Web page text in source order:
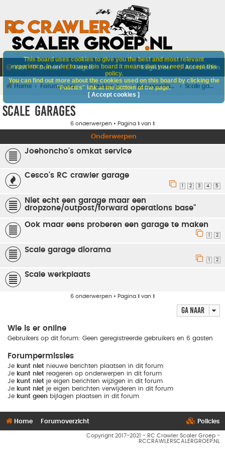
V&A Doneer Regels Aanmelden
Registreer
Home Forumoverzicht Crawlers & Scalers Bouwverslagen Scale garages
Scale garages
6 onderwerpen • Pagina 1 van 1
Onderwerpen
Joehoncho's omkat service
Cesco's RC crawler garage
2 3 4 5
Niet echt een garage maar een
dropzone/outpost/forward operations base"
Ook maar eens proberen een garage te maken
1 2
Scale garage diorama
2
Scale werkplaats
6 onderwerpen • Pagina 1 van 1
Ga naar
Wie is er online
Gebruikers op dit forum: Geen geregistreerde gebruikers en 6 gasten
Forumpermissies
Je kunt niet nieuwe berichten plaatsen in dit forum
Je kunt niet reageren op onderwerpen in dit forum
Je kunt niet je eigen berichten wijzigen in dit forum
Je kunt niet je eigen berichten verwijderen in dit forum
Je kunt geen bijlagen plaatsen in dit forum
This board uses cookies to give you the best and most relevant
experience. In order to use this board it means that you need accept this
policy.
You can find out more about the cookies used on this board by clicking the
"Policies" link at the bottom of the page.
[ Accept cookies ]
Home Forumoverzicht Policies
Copyright 2017-2021 - RC Crawler Scaler Groep -
RCCRAWLERSCALERGROEP.NL